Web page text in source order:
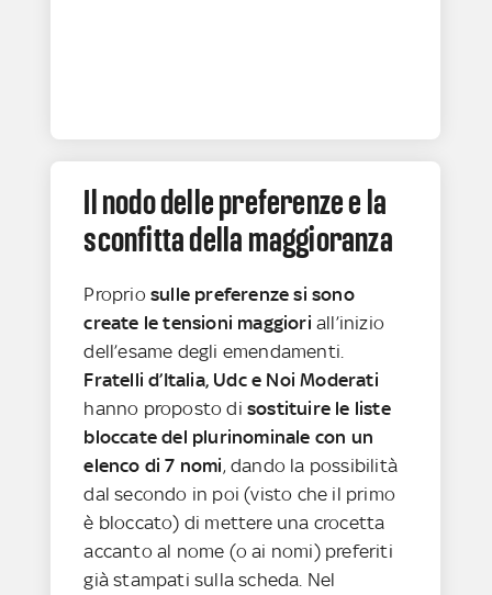
Il nodo delle preferenze e la
sconfitta della maggioranza
Propriosulle preferenze si sono
create le tensioni maggioriall’inizio
dell’esame degli emendamenti.
Fratelli d’Italia, Udc e Noi Moderati
hanno proposto disostituire le liste
bloccate del plurinominale con un
elenco di 7 nomi, dando la possibilità
dal secondo in poi (visto che il primo
è bloccato) di mettere una crocetta
accanto al nome (o ai nomi) preferiti
già stampati sulla scheda. Nel